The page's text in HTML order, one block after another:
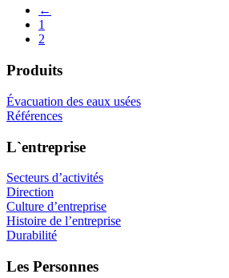
←
1
2
Produits
Évacuation des eaux usées
Références
L`entreprise
Secteurs d’activités
Direction
Culture d’entreprise
Histoire de l’entreprise
Durabilité
Les Personnes